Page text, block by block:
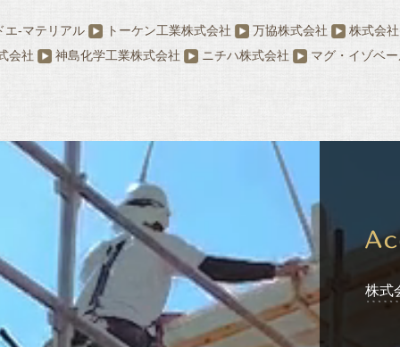
エ-マテリアル トーケン工業株式会社 万協株式会社
株式会
会社
神島化学工業株式会社 ニチハ株式会社 マグ・イゾベ
株式